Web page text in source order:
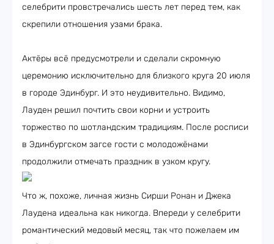
селебрити провстречались шесть лет перед тем, как
скрепили отношения узами брака.
Актёры всё предусмотрели и сделали скромную
церемонию исключительно для близкого круга 20 июля
в городе Эдинбург. И это неудивительно. Видимо,
Лауден решил почтить свои корни и устроить
торжество по шотландским традициям. После росписи
в Эдинбургском загсе гости с молодожёнами
продолжили отмечать праздник в узком кругу.
Что ж, похоже, личная жизнь Сирши Ронан и Джека
Лаудена идеальна как никогда. Впереди у селебрити
романтический медовый месяц, так что пожелаем им